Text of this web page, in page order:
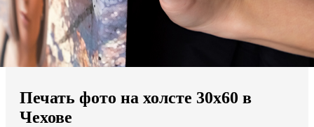
Мы доставляем по всему миру
Продолжить без города
Печать фото на холсте 30х60 в
Чехове